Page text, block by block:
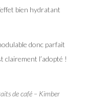
bien hydratant
donc parfait
clairement l’adopté !
de café – Kimber